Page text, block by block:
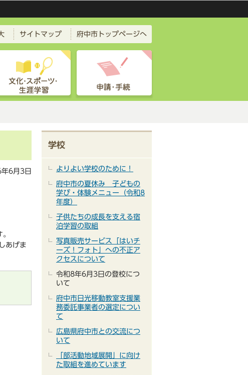
サイトマップ 府中市トップページへ
6月3日
あげま
学校
よりよい学校のために！
府中市の夏休み 子どもの
学び・体験メニュー（令和8
年度）
子供たちの成長を支える宿
泊学習の取組
写真販売サービス「はいチ
ーズ！フォト」への不正ア
クセスについて
令和8年6月3日の登校につ
いて
府中市日光移動教室支援業
務委託事業者の選定につい
て
広島県府中市との交流につ
いて
「部活動地域展開」に向け
た取組を進めています